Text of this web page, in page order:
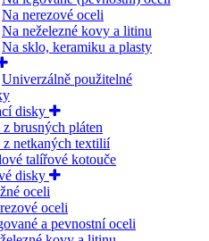
Na nerezové oceli
Na neželezné kovy a litinu
Na sklo, keramiku a plasty
Univerzálně použitelné
disky
brusných pláten
netkaných textilií
talířové kotouče
disky
oceli
oceli
a pevnostní oceli